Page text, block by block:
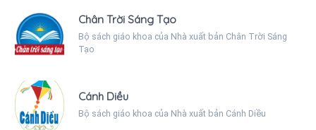
Chân Trời Sáng Tạo
Bộ sách giáo khoa của Nhà xuất bản Chân Trời Sáng
Tạo
Cánh Diều
Bộ sách giáo khoa của Nhà xuất bản Cánh Diều